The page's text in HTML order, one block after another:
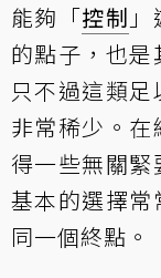
能夠「控制
的點子，也是
只不過這類
非常稀少。
得一些無關
基本的選擇常
同一個終點。